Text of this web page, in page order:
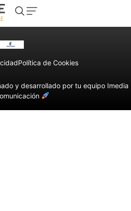
Política de Cookies
y desarrollado por tu equipo Imedia